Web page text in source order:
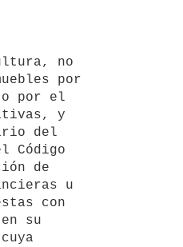
por
o por el
y
del
Código
de
u
con
su